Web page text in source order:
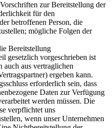
zur Bereitstellung der
für den
betroffenen Person, die
mögliche Folgen der
Bereitstellung
gesetzlich vorgeschrieben ist
auch aus vertraglichen
ergeben kann.
erforderlich sein, dass
Daten zur Verfügung
werden müssen. Die
verpflichtet uns
wenn unser Unternehmen